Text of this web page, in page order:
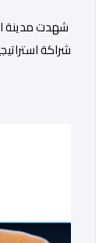
شراكة
القطاعين
مجال الذكاء